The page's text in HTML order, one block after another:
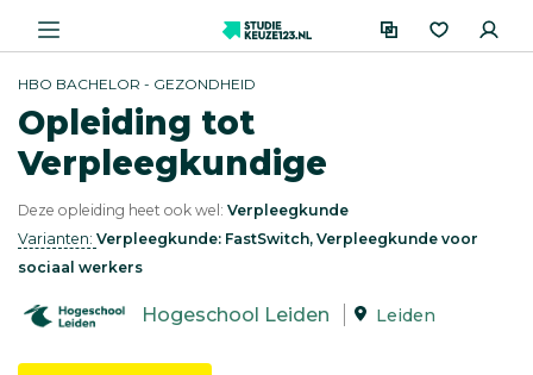
HBO BACHELOR - GEZONDHEID
Opleiding tot
Verpleegkundige
Deze opleiding heet ook wel: Verpleegkunde
Varianten: Verpleegkunde: FastSwitch, Verpleegkunde voor
sociaal werkers
Hogeschool Leiden Leiden